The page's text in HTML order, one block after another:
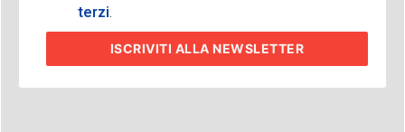
terzi.
ISCRIVITI ALLA NEWSLETTER